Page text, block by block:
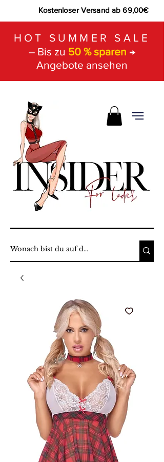
Kostenloser Versand ab 69,00€
HOT SUMMER SALE
– Bis zu 50 % sparen →
Angebote ansehen